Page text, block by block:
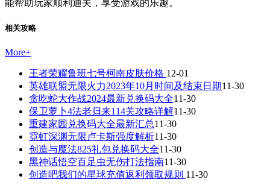
能帮助玩家顺利通关，享受游戏的乐趣。
相关攻略
More+
王者荣耀鲁班七号柯南皮肤价格 12-01
英雄联盟无限火力2023年10月时间及结束日期11-30
贪吃蛇大作战2024最新兑换码大全11-30
保卫萝卜4法老归来114关攻略详解11-30
重建家园兑换码大全最新汇总11-30
霓虹深渊无限卢卡斯强度解析11-30
创造与魔法825礼包兑换码大全11-30
黑神话悟空百足虫无伤打法指南11-30
创造吧我们的星球充值返利领取规则 11-30